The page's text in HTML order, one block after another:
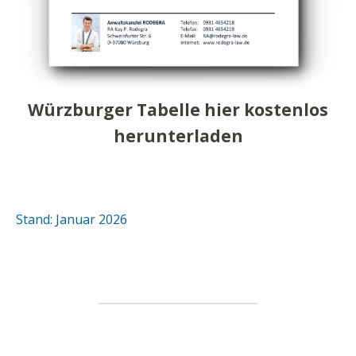
Würzburger Tabelle hier kostenlos
herunterladen
Stand: Januar 2026